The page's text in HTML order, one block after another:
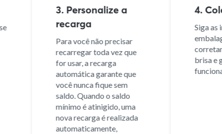
3. Personalize a
recarga
Para você não precisar
recarregar toda vez que
for usar, a recarga
automática garante que
você nunca fique sem
saldo. Quando o saldo
mínimo é atinigido, uma
nova recarga é realizada
automaticamente,
4.
Siga as
brisa e